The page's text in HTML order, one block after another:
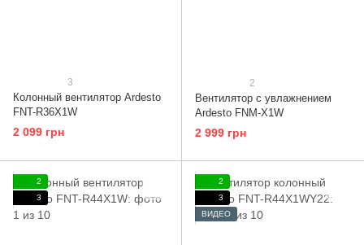
3
Колонный вентилятор Ardesto
FNT-R36X1W
2 099 грн
2
Вентилятор с увлажнением
Ardesto FNM-X1W
2 999 грн
2
3
2
3
ВИДЕО